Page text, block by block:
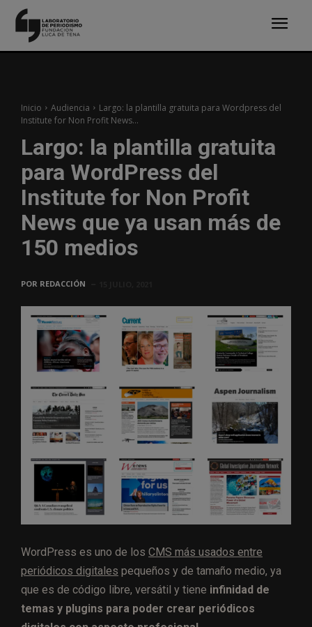
Inicio Audiencia
Largo: la plantilla gratuita para Wordpress del
Institute for Non Profit News...
Largo: la plantilla gratuita
para WordPress del
Institute for Non Profit
News que ya usan más de
150 medios
POR REDACCIÓN
WordPress es uno de los CMS más usados entre
periódicos digitales pequeños y de tamaño medio, ya
que es de código libre, versátil y tiene infinidad de
temas y plugins para poder crear periódicos